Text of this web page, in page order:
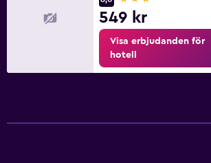
549 kr
Visa erbjudanden för
hotell